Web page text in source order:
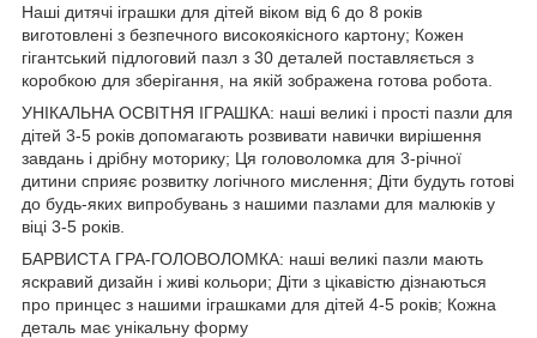
Наші дитячі іграшки для дітей віком від 6 до 8 років
виготовлені з безпечного високоякісного картону; Кожен
гігантський підлоговий пазл з 30 деталей поставляється з
коробкою для зберігання, на якій зображена готова робота.
УНІКАЛЬНА ОСВІТНЯ ІГРАШКА: наші великі і прості пазли для
дітей 3-5 років допомагають розвивати навички вирішення
завдань і дрібну моторику; Ця головоломка для 3-річної
дитини сприяє розвитку логічного мислення; Діти будуть готові
до будь-яких випробувань з нашими пазлами для малюків у
віці 3-5 років.
БАРВИСТА ГРА-ГОЛОВОЛОМКА: наші великі пазли мають
яскравий дизайн і живі кольори; Діти з цікавістю дізнаються
про принцес з нашими іграшками для дітей 4-5 років; Кожна
деталь має унікальну форму